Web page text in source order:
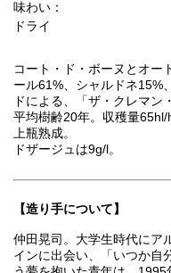
味わい：
ドライ
コート・ド・ボーヌとオー
ール61%、シャルドネ15%
ドによる、「ザ・クレマン
平均樹齢20年。収穫量
上瓶熟成。
ドザージュは9g/l。
【造り手について】
仲田晃司。大学生時代にア
インに出会い、「いつか自